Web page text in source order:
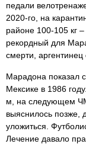
педали
2020-го, на
районе 100-105 кг
рекордный для
смерти, аргентинец
Марадона показал
Мексике в 1986
м, на следующем
выяснилось позже,
уложиться.
Лечение давало